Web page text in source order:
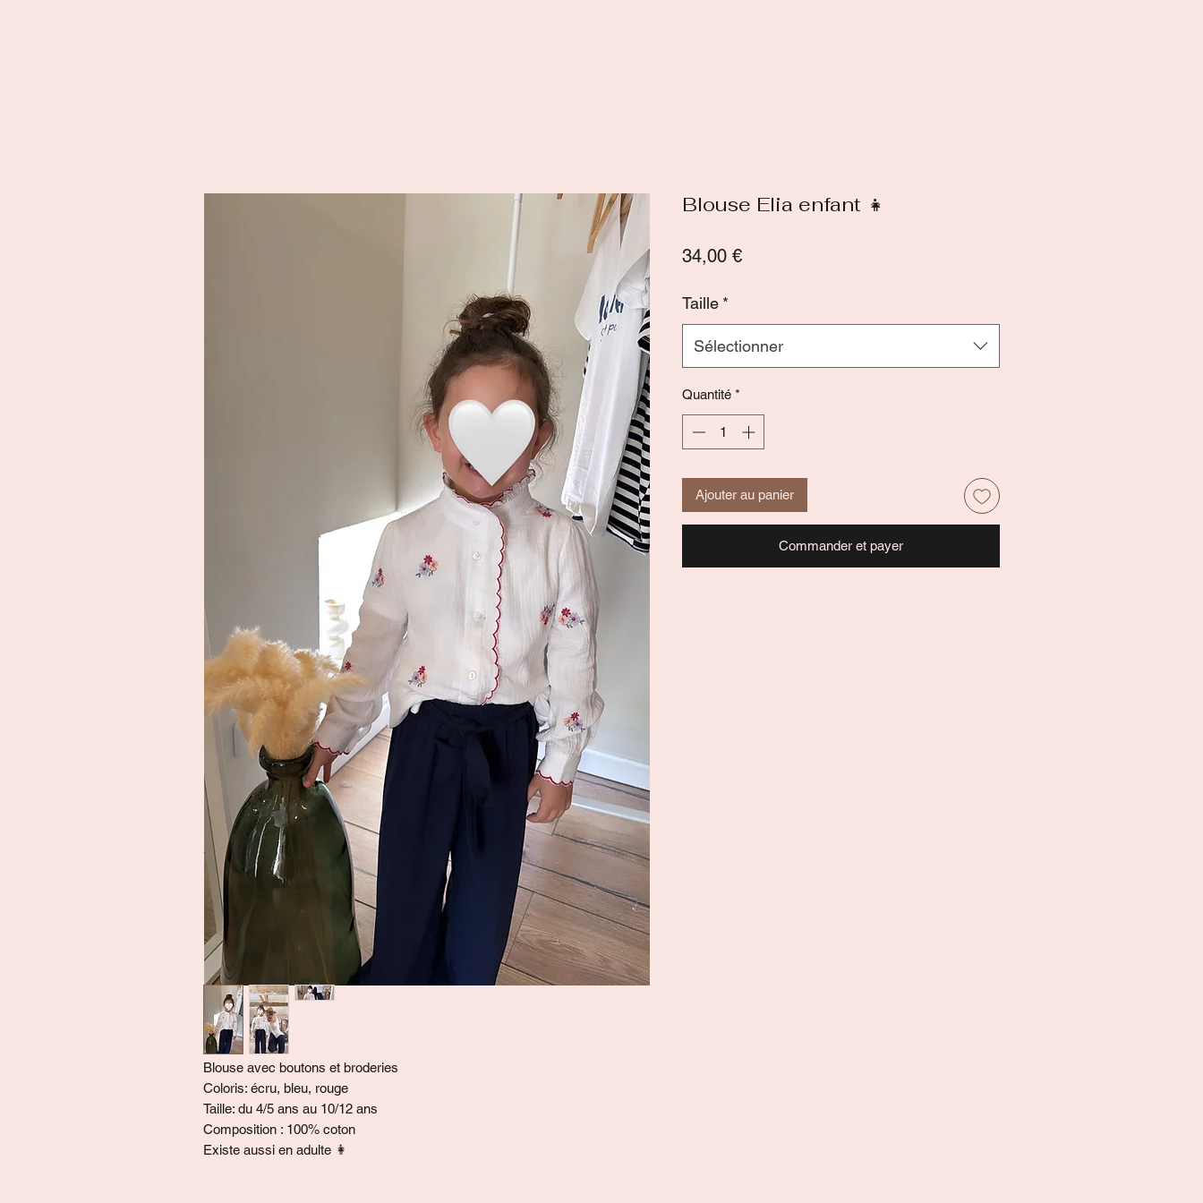
Blouse avec boutons et broderies
Coloris: écru, bleu, rouge
Taille: du 4/5 ans au 10/12 ans
Composition : 100% coton
Existe aussi en adulte 👩
Blouse Elia enfant 👧
34,00 €Prix
Taille *
Sélectionner
Quantité *
Ajouter au panier
Commander et payer